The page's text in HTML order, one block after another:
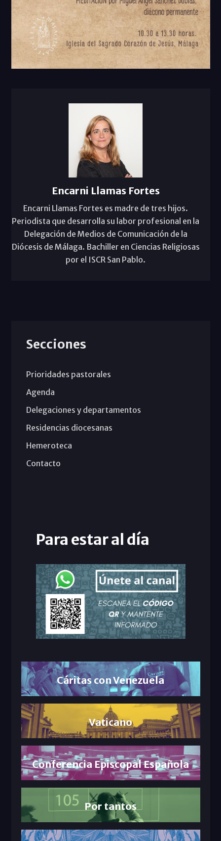
Encarni Llamas Fortes
Encarni Llamas Fortes es madre de tres hijos.
Periodista que desarrolla su labor profesional en la
Delegación de Medios de Comunicación de la
Diócesis de Málaga. Bachiller en Ciencias Religiosas
por el ISCR San Pablo.
Secciones
Prioridades pastorales
Agenda
Delegaciones y departamentos
Residencias diocesanas
Hemeroteca
Contacto
Para estar al día
Cáritas con Venezuela
Vaticano
Conferencia Episcopal Española
Por tantos